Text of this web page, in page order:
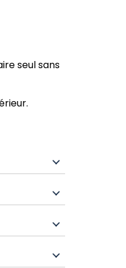
seul sans
de
de